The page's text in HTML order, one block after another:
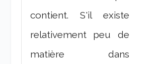
contient. S'il existe
relativement peu de
matière dans